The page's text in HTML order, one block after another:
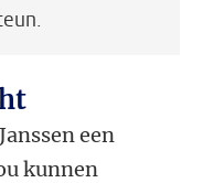
een
kunnen